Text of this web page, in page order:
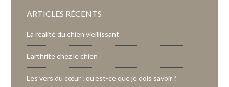
ARTICLES RÉCENTS
La réalité du chien vieillissant
L’arthrite chez le chien
Les vers du cœur : qu’est-ce que je dois savoir ?